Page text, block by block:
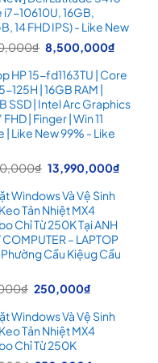
16,900,000₫.
i7-10610U, 16GB,
14 FHD IPS) - Like New
₫ Giá
là:
9,500,000₫.
8,500,000₫
tại
là:
HP 15-fd1163TU | Core
125H | 16GB RAM |
SSD | Intel Arc Graphics
FHD | Finger | Win 11
| Like New 99% - Like
₫ Giá
là:
15,990,000₫.
13,990,000₫
Windows Và Vệ Sinh
Tản Nhiệt MX4
Chỉ Từ 250K Tại ANH
COMPUTER – LAPTOP
Phường Cầu Kiệug Cầu
₫ Giá
là:
490,000₫.
250,000₫
tại
là:
Windows Và Vệ Sinh
Tản Nhiệt MX4
Chỉ Từ 250K